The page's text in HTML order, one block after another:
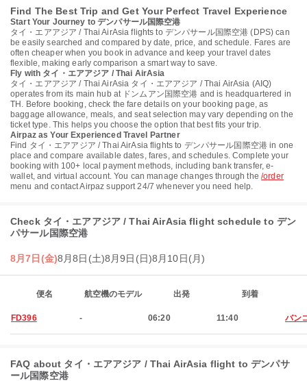
Find The Best Trip and Get Your Perfect Travel Experience
Start Your Journey to デンパサール国際空港
タイ・エアアジア / Thai AirAsia flights to デンパサール国際空港 (DPS) can
be easily searched and compared by date, price, and schedule. Fares are
often cheaper when you book in advance and keep your travel dates
flexible, making early comparison a smart way to save.
Fly with タイ・エアアジア / Thai AirAsia
タイ・エアアジア / Thai AirAsia タイ・エアアジア / Thai AirAsia (AIQ)
operates from its main hub at ドンムアン国際空港 and is headquartered in
TH. Before booking, check the fare details on your booking page, as
baggage allowance, meals, and seat selection may vary depending on the
ticket type. This helps you choose the option that best fits your trip.
Airpaz as Your Experienced Travel Partner
Find タイ・エアアジア / Thai AirAsia flights to デンパサール国際空港 in one
place and compare available dates, fares, and schedules. Complete your
booking with 100+ local payment methods, including bank transfer, e-
wallet, and virtual account. You can manage changes through the /order
menu and contact Airpaz support 24/7 whenever you need help.
Check タイ・エアアジア / Thai AirAsia flight schedule to デン
パサール国際空港
8月7日(金)8月8日(土)8月9日(日)8月10日(月)
便名 航空機のモデル 出発 到着
FD396 - 06:20 11:40 バン
FAQ about タイ・エアアジア / Thai AirAsia flight to デンパサ
ール国際空港